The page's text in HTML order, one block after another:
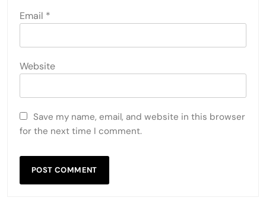
Email *
Website
Save my name, email, and website in this browser
for the next time I comment.